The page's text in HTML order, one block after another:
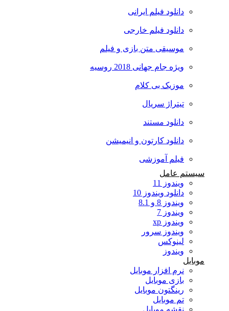
دانلود فیلم ایرانی
دانلود فیلم خارجی
موسیقی متن بازی و فیلم
ویژه جام جهانی 2018 روسیه
موزیک بی کلام
تیتراژ سریال
دانلود مستند
دانلود کارتون و انیمیشن
فیلم آموزشی
سیستم عامل
ویندوز 11
دانلود ویندوز 10
ویندوز 8 و 8.1
ویندوز 7
ویندوز xp
ویندوز سرور
لینوکس
ویندوز
موبایل
نرم افزار موبایل
بازی موبایل
رینگتون موبایل
تم موبایل
نقشه موبایل